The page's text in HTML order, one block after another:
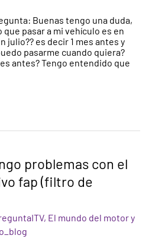
Buenas tengo una duda,
pasar a mi vehículo es en
julio?? es decir 1 mes antes y
pasarme cuando quiera?
antes? Tengo entendido que
problemas con el
fap (filtro de
, El mundo del motor y